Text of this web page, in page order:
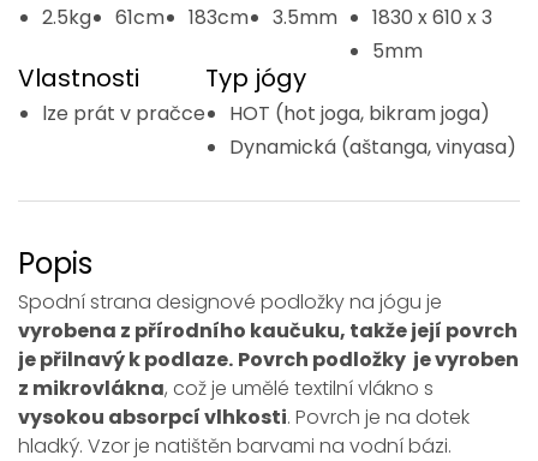
2.5kg 61cm 183cm 3.5mm
1830 x 610 x 3
5mm
Vlastnosti
lze prát v pračce
Typ jógy
HOT (hot joga, bikram joga)
Dynamická (aštanga, vinyasa)
Popis
Spodní strana designové podložky na jógu je
vyrobena z přírodního kaučuku, takže její povrch
je přilnavý k podlaze. Povrch podložky je vyroben
z mikrovlákna, což je umělé textilní vlákno s
vysokou absorpcí vlhkosti. Povrch je na dotek
hladký. Vzor je natištěn barvami na vodní bázi.